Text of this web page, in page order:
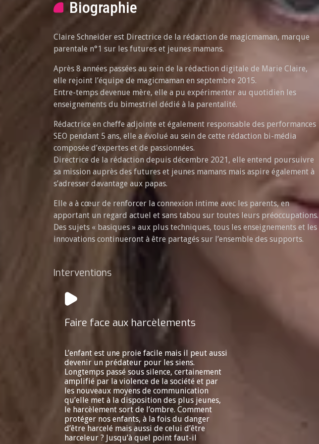
Biographie
Claire Schneider est Directrice de la rédaction de magicmaman, marque
parentale n°1 sur les futures et jeunes mamans.
Après 8 années passées au sein de la rédaction digitale de Marie Claire,
elle rejoint l’équipe de magicmaman en septembre 2015.
Entre-temps devenue mère, elle a pu expérimenter au quotidien les
enseignements du bimestriel dédié à la parentalité.
Rédactrice en cheffe adjointe et également responsable des performances
SEO pendant 5 ans, elle a évolué au sein de cette rédaction bi-média
composée d’expertes et de passionnées.
Directrice de la rédaction depuis décembre 2021, elle entend poursuivre
sa mission auprès des futures et jeunes mamans mais aspire également à
s’adresser davantage aux papas.
Elle a à cœur de renforcer la connexion intime avec les parents, en
apportant un regard actuel et sans tabou sur toutes leurs préoccupations.
Des sujets « basiques » aux plus techniques, tous les enseignements et les
innovations continueront à être partagés sur l’ensemble des supports.
Interventions
Faire face aux harcèlements
L’enfant est une proie facile mais il peut aussi
devenir un prédateur pour les siens.
Longtemps passé sous silence, certainement
amplifié par la violence de la société et par
les nouveaux moyens de communication
qu’elle met à la disposition des plus jeunes,
le harcèlement sort de l’ombre. Comment
protéger nos enfants, à la fois du danger
d’être harcelé mais aussi de celui d’être
harceleur ? Jusqu’à quel point faut-il